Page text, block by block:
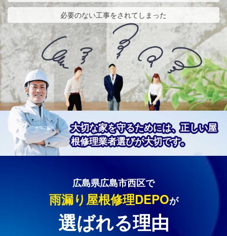
必要のない工事をされてしまった
大切な家を守るためには、正しい屋
根修理業者選びが大切です。
広島県広島市西区で
雨漏り屋根修理DEPOが
選ばれる理由